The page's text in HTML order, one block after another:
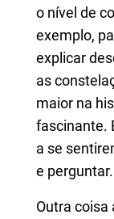
o nível de
exemplo,
explicar
as
maior na
fascinante.
a se
e perguntar.
Outra coisa